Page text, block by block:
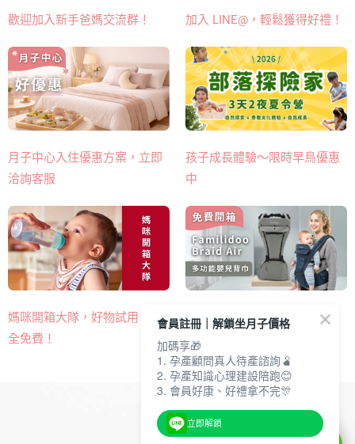
歡迎加入新手爸媽交流群！ 加入 LINE@，輕鬆獲得好禮！
月子中心入住優惠方案，立即
洽詢客服
孩子成長體驗～限時早鳥優惠
中
媽咪開箱大隊，好物試用，完
全免費！
熱門多功能嬰兒背巾​，免費開
箱申請！
會員註冊｜解鎖坐月子價格
加碼享🎁
1. 孕產顧問真人待產諮詢🫄
2. 孕產知識心理建設陪跑😊
3. 會員好康、好禮拿不完🎊
立即解鎖